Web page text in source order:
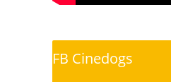
FB Cinedogs